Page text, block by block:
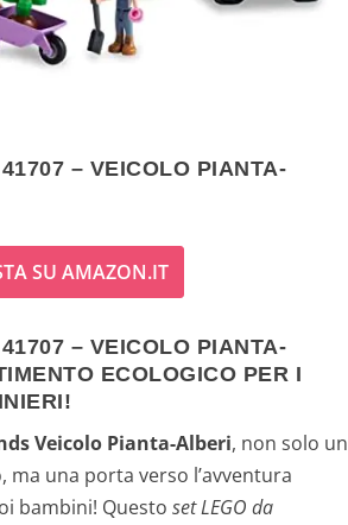
– VEICOLO PIANTA-
SU AMAZON.IT
– VEICOLO PIANTA-
ECOLOGICO PER I
Veicolo Pianta-Alberi, non solo un
ma una porta verso l’avventura
bambini! Questo set LEGO da